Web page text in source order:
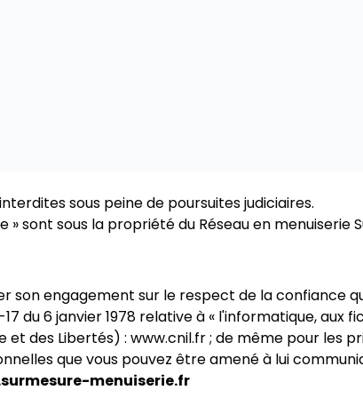
sous peine de poursuites judiciaires.
» sont sous la propriété du Réseau en menuiserie
son engagement sur le respect de la confiance
du 6 janvier 1978 relative à « l'informatique, aux
des Libertés) : www.cnil.fr ; de même pour les
que vous pouvez être amené à lui
menuiserie.fr